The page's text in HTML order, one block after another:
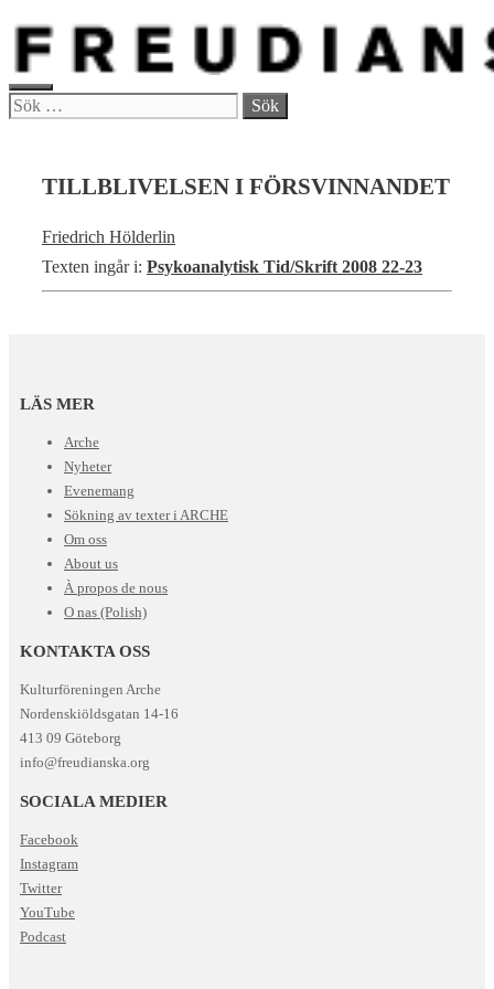
Hoppa
innehåll
MENY
Sök
TILLBLIVELSEN I FÖRSVINNANDET
Friedrich Hölderlin
Texten ingår i: Psykoanalytisk Tid/Skrift 2008 22-23
LÄS MER
Arche
Nyheter
Evenemang
Sökning av texter i ARCHE
Om oss
About us
À propos de nous
O nas (Polish)
KONTAKTA OSS
Kulturföreningen Arche
Nordenskiöldsgatan 14-16
413 09 Göteborg
info@freudianska.org
SOCIALA MEDIER
Facebook
Instagram
Twitter
YouTube
Podcast